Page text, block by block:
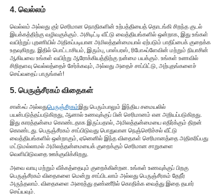
4. வெல்லம்
வெல்லம் அல்லது குர் செரிமான நொதிகளின் உற்பத்தியைத் தொடங்கி சிறந்த குடல்
இயக்கத்திற்கு வழிவகுக்கும். அசிடிட்டி வீட்டு வைத்தியங்களில் ஒன்றாக, இது உங்கள்
வயிற்றுப் புறணியில் அதிகப்படியான அமிலத்தன்மையால் ஏற்படும் பாதிப்பைக் குறைக்க
உதவுகிறது. இதில் பொட்டாசியம், இரும்பு, பாஸ்பரஸ், ரிபோஃப்ளேவின் மற்றும் நியாசின்
ஆகியவை உங்கள் வயிற்று ஆரோக்கியத்திற்கு நன்மை பயக்கும். உங்கள் உணவில்
சிறிதளவு வெல்லத்தைச் சேர்க்கவும், அல்லது அதைச் சாப்பிட்டு, அற்புதங்களைச்
செய்வதைப் பாருங்கள்!
5. பெருஞ்சீரகம் விதைகள்
சான்ஃப் அல்லதுபெருஞ்சீரகம்இது பெரும்பாலும் இந்திய சமையலில்
பயன்படுத்தப்படுகிறது, ஆனால் உணவுக்குப் பின் செரிமானம் என அறியப்படுகிறது.
இது காரத்தன்மை கொண்டதாக இருப்பதால், அமிலத்தன்மையை எதிர்க்கும் திறன்
கொண்டது. பெருஞ்சீரகம் சாப்பிடுவது பொதுவான நெஞ்செரிச்சல் வீட்டு
வைத்தியங்களில் ஒன்றாகும், ஏனெனில் இந்த விதைகள் செரிமானத்தை அதிகரிப்பது
மட்டுமல்லாமல் அமிலத்தன்மையைக் குறைக்கும் செரிமான சாறுகளை
வெளியிடுவதை ஊக்குவிக்கிறது.
அவை வாயு மற்றும் வீக்கத்தையும் குறைக்கின்றன. உங்கள் உணவுக்குப் பிறகு
பெருஞ்சீரகம் விதைகளை மென்று சாப்பிடலாம் அல்லது பெருஞ்சீரகம் தேநீர்
அருந்தலாம். விதைகளை அரைத்து தண்ணீரில் கொதிக்க வைத்து இதை தயார்
செய்யவும்.